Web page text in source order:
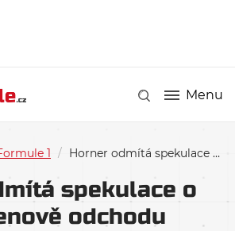
Menu
1 / Horner odmítá spekulace o Verstappenově odchodu
spekulace o
odchodu